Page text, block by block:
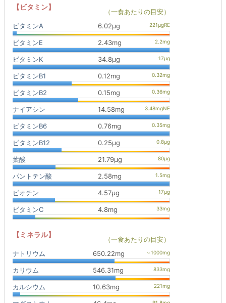
【ビタミン】
（一食あたりの目安）
ビタミンA
6.02μg
ビタミンE 2.43mg
ビタミンK 34.8μg
ビタミンB1 0.12mg
ビタミンB2 0.15mg
ナイアシン 14.58mg
ビタミンB6 0.76mg
ビタミンB12 0.25μg
葉酸 21.79μg
パントテン酸 2.58mg
ビオチン 4.57μg
ビタミンC 4.8mg
【ミネラル】
（一食あたりの目安）
ナトリウム
650.22mg
カリウム 546.31mg
カルシウム 10.63mg